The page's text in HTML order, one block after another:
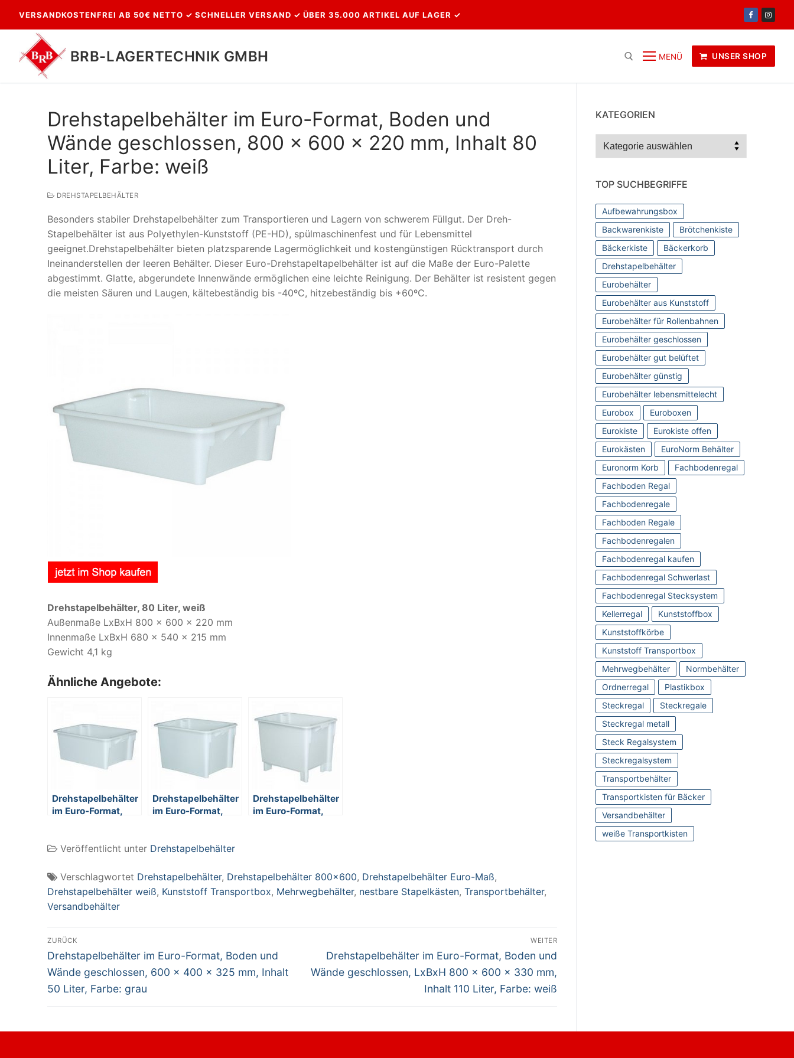
Inhalt
springen
VERSANDKOSTENFREI AB 50€ NETTO ✓ SCHNELLER VERSAND ✓ ÜBER 35.000 ARTIKEL AUF LAGER ✓
BRB-LAGERTECHNIK GMBH MENÜ UNSER SHOP
nach:
Drehstapelbehälter im Euro-Format, Boden und
Wände geschlossen, 800 x 600 x 220 mm, Inhalt 80
Liter, Farbe: weiß
DREHSTAPELBEHÄLTER
Besonders stabiler Drehstapelbehälter zum Transportieren und Lagern von schwerem Füllgut. Der Dreh-
Stapelbehälter ist aus Polyethylen-Kunststoff (PE-HD), spülmaschinenfest und für Lebensmittel
geeignet.Drehstapelbehälter bieten platzsparende Lagermöglichkeit und kostengünstigen Rücktransport durch
Ineinanderstellen der leeren Behälter. Dieser Euro-Drehstapeltapelbehälter ist auf die Maße der Euro-Palette
abgestimmt. Glatte, abgerundete Innenwände ermöglichen eine leichte Reinigung. Der Behälter ist resistent gegen
die meisten Säuren und Laugen, kältebeständig bis -40ºC, hitzebeständig bis +60ºC.
Drehstapelbehälter, 80 Liter, weiß
Außenmaße LxBxH 800 x 600 x 220 mm
Innenmaße LxBxH 680 x 540 x 215 mm
Gewicht 4,1 kg
Ähnliche Angebote:
Drehstapelbehälter
im Euro-Format,
LxBxH 800 x 600 x
Liter, Farbe: weiß
Drehstapelbehälter
im Euro-Format,
LxBxH 800 x 600 x
Liter, Farbe: weiß
Drehstapelbehälter
im Euro-Format,
Liter, Farbe: weiß
Veröffentlicht unter Drehstapelbehälter
Verschlagwortet Drehstapelbehälter, Drehstapelbehälter 800x600, Drehstapelbehälter Euro-Maß,
Drehstapelbehälter weiß, Kunststoff Transportbox, Mehrwegbehälter, nestbare Stapelkästen, Transportbehälter,
Versandbehälter
Beitragsnavigation
ZURÜCK
Vorheriger
Beitrag:
Drehstapelbehälter im Euro-Format, Boden und
Wände geschlossen, 600 x 400 x 325 mm, Inhalt
50 Liter, Farbe: grau
WEITER
Nächster
Beitrag:
Drehstapelbehälter im Euro-Format, Boden und
Wände geschlossen, LxBxH 800 x 600 x 330 mm,
Inhalt 110 Liter, Farbe: weiß
KATEGORIEN
Kategorien
TOP SUCHBEGRIFFE
Aufbewahrungsbox
Backwarenkiste
Brötchenkiste
Bäckerkiste
Bäckerkorb
Drehstapelbehälter
Eurobehälter
Eurobehälter aus Kunststoff
Eurobehälter für Rollenbahnen
Eurobehälter geschlossen
Eurobehälter gut belüftet
Eurobehälter günstig
Eurobehälter lebensmittelecht
Eurobox
Euroboxen
Eurokiste
Eurokiste offen
Eurokästen
EuroNorm Behälter
Euronorm Korb
Fachbodenregal
Fachboden Regal
Fachbodenregale
Fachboden Regale
Fachbodenregalen
Fachbodenregal kaufen
Fachbodenregal Schwerlast
Fachbodenregal Stecksystem
Kellerregal
Kunststoffbox
Kunststoffkörbe
Kunststoff Transportbox
Mehrwegbehälter
Normbehälter
Ordnerregal
Plastikbox
Steckregal
Steckregale
Steckregal metall
Steck Regalsystem
Steckregalsystem
Transportbehälter
Transportkisten für Bäcker
Versandbehälter
weiße Transportkisten